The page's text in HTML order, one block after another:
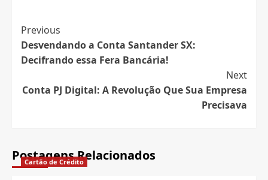
Post
Navigation
Previous
Desvendando a Conta Santander SX:
Decifrando essa Fera Bancária!
Next
Conta PJ Digital: A Revolução Que Sua Empresa
Precisava
Postagens Relacionados
Cartão de Crédito